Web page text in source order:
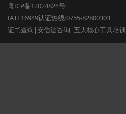
粤ICP备12024824号
IATF16949认证热线:0755-82800303
证书查询 |安信达咨询 | 五大核心工具培训